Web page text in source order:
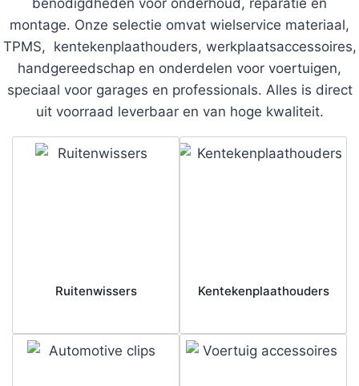
benodigdheden voor onderhoud, reparatie en
montage. Onze selectie omvat wielservice materiaal,
TPMS, kentekenplaathouders, werkplaatsaccessoires,
handgereedschap en onderdelen voor voertuigen,
speciaal voor garages en professionals. Alles is direct
uit voorraad leverbaar en van hoge kwaliteit.
Ruitenwissers Kentekenplaathouders